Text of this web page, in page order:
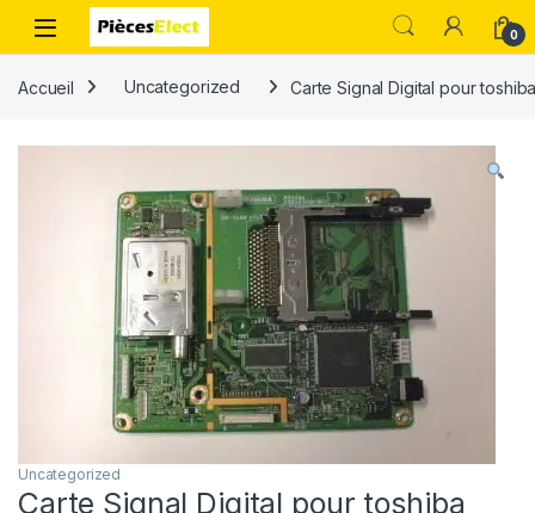
0
Accueil Uncategorized Carte Signal Digital pour
Uncategorized
Carte Signal Digital pour toshiba